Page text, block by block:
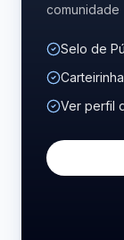
comunidade
Selo de
Ver perfil